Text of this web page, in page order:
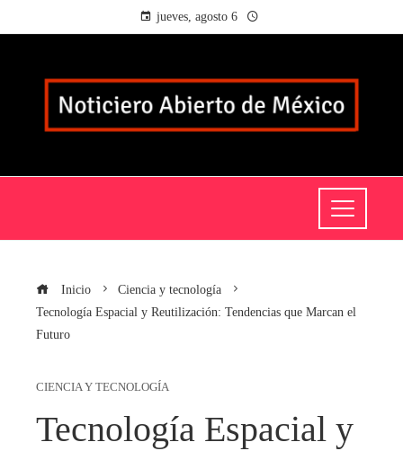
jueves, agosto 6
Inicio
Ciencia y tecnología
Tecnología Espacial y Reutilización: Tendencias que Marcan el
Futuro
CIENCIA Y TECNOLOGÍA
Tecnología Espacial y